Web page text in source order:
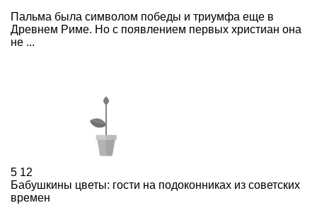
Пальма была символом победы и триумфа еще в
Древнем Риме. Но с появлением первых христиан она
не ...
5 12
Бабушкины цветы: гости на подоконниках из советских
времен